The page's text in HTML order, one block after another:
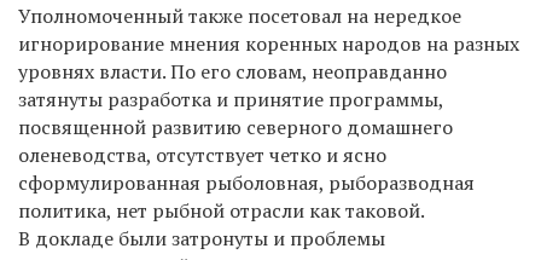
Уполномоченный также посетовал на нередкое
игнорирование мнения коренных народов на разных
уровнях власти. По его словам, неоправданно
затянуты разработка и принятие программы,
посвященной развитию северного домашнего
оленеводства, отсутствует четко и ясно
сформулированная рыболовная, рыборазводная
политика, нет рыбной отрасли как таковой.
В докладе были затронуты и проблемы